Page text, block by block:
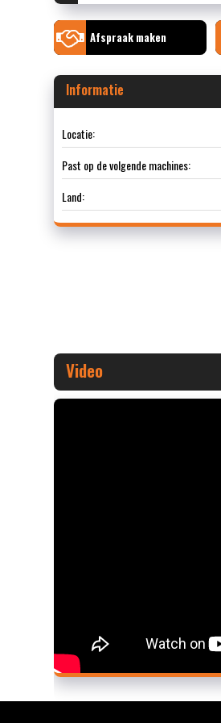
Afspraak maken
Informatie
Locatie:
Past op de volgende machines:
Land:
Video